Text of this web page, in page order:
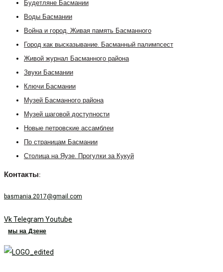
Будетляне Басмании
Воды Басмании
Война и город. Живая память Басманного
Город как высказывание. Басманный палимпсест
Живой журнал Басманного района
Звуки Басмании
Ключи Басмании
Музей Басманного района
Музей шаговой доступности
Новые петровские ассамблеи
По страницам Басмании
Столица на Яузе. Прогулки за Кукуй
Контакты:
basmania.2017@gmail.com
VkTelegram Youtube
мы на Дзене